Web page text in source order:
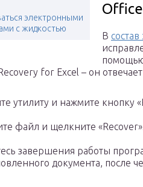
электронными
с жидкостью
В
for Excel – он
утилиту и нажмите кнопку
файл и щелкните
завершения работы
документа, после